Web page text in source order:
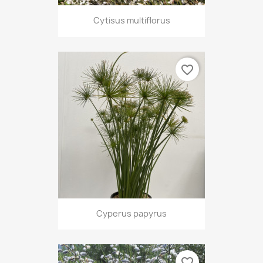
Cytisus multiflorus
Cyperus papyrus
favorite_border